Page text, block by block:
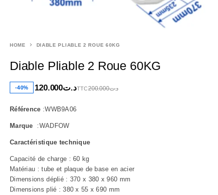
HOME DIABLE PLIABLE 2 ROUE 60KG
Diable Pliable 2 Roue 60KG
-40% د.ت200.000 د.ت120.000 TTC
Référence :WWB9A06
Marque :WADFOW
Caractéristique technique
Capacité de charge : 60 kg
Matériau : tube et plaque de base en acier
Dimensions déplié : 370 x 380 x 960 mm
Dimensions plié : 380 x 55 x 690 mm